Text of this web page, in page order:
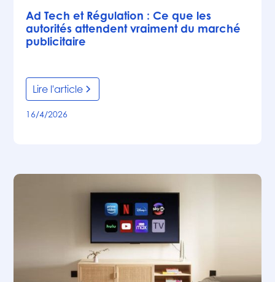
Ad Tech et Régulation : Ce que les
autorités attendent vraiment du marché
publicitaire
Lire l'article
16/4/2026